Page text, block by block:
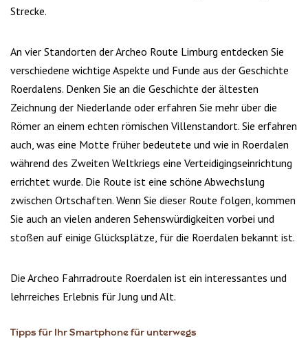
Strecke.
An vier Standorten der Archeo Route Limburg entdecken Sie
verschiedene wichtige Aspekte und Funde aus der Geschichte
Roerdalens. Denken Sie an die Geschichte der ältesten
Zeichnung der Niederlande oder erfahren Sie mehr über die
Römer an einem echten römischen Villenstandort. Sie erfahren
auch, was eine Motte früher bedeutete und wie in Roerdalen
während des Zweiten Weltkriegs eine Verteidigingseinrichtung
errichtet wurde. Die Route ist eine schöne Abwechslung
zwischen Ortschaften. Wenn Sie dieser Route folgen, kommen
Sie auch an vielen anderen Sehenswürdigkeiten vorbei und
stoßen auf einige Glücksplätze, für die Roerdalen bekannt ist.
Die Archeo Fahrradroute Roerdalen ist ein interessantes und
lehrreiches Erlebnis für Jung und Alt.
Tipps für Ihr Smartphone für unterwegs